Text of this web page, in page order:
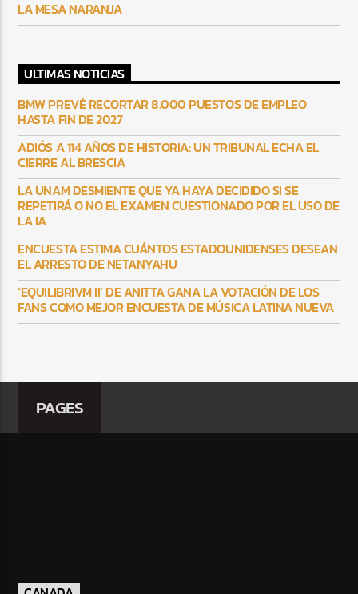
LA MESA NARANJA
ULTIMAS NOTICIAS
BMW PREVÉ RECORTAR 8.000 PUESTOS DE EMPLEO
HASTA FIN DE 2027
ADIÓS A 114 AÑOS DE HISTORIA: UN TRIBUNAL ECHA EL
CIERRE AL BRESCIA
LA UNAM DESMIENTE QUE YA HAYA DECIDIDO SI SE
REPETIRÁ O NO EL EXAMEN CUESTIONADO POR EL USO DE
LA IA
ENCUESTA ESTIMA CUÁNTOS ESTADOUNIDENSES DESEAN
EL ARRESTO DE NETANYAHU
‘EQUILIBRIVM II’ DE ANITTA GANA LA VOTACIÓN DE LOS
FANS COMO MEJOR ENCUESTA DE MÚSICA LATINA NUEVA
PAGES